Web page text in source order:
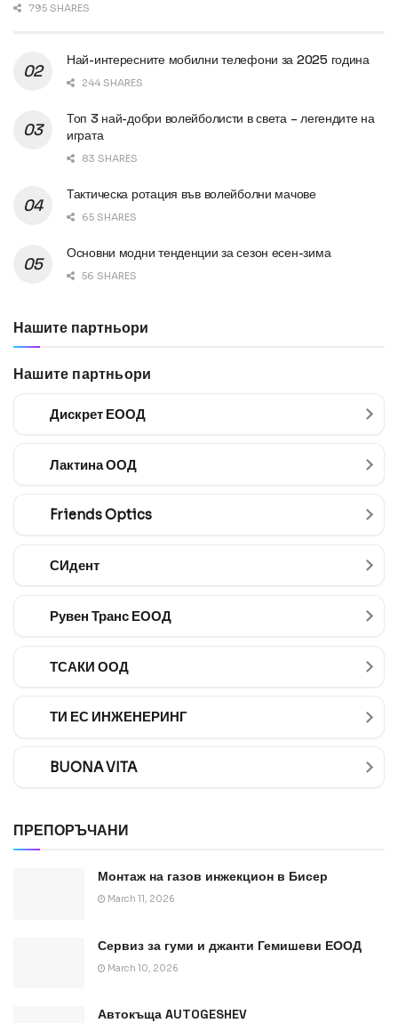
795 SHARES
Най-интересните мобилни телефони за 2025 година
244 SHARES
Топ 3 най-добри волейболисти в света – легендите на
играта
83 SHARES
Тактическа ротация във волейболни мачове
65 SHARES
Основни модни тенденции за сезон есен-зима
56 SHARES
Нашите партньори
Нашите партньори
Дискрет ЕООД
Лактина ООД
Friends Optics
СИдент
Рувен Транс ЕООД
ТСАКИ ООД
ТИ ЕС ИНЖЕНЕРИНГ
BUONA VITA
ПРЕПОРЪЧАНИ
Монтаж на газов инжекцион в Бисер
March 11, 2026
Сервиз за гуми и джанти Гемишеви ЕООД
March 10, 2026
Автокъща AUTOGESHEV